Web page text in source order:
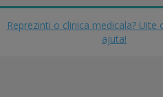
Reprezinti o clinica medicala? Uite
ajuta!